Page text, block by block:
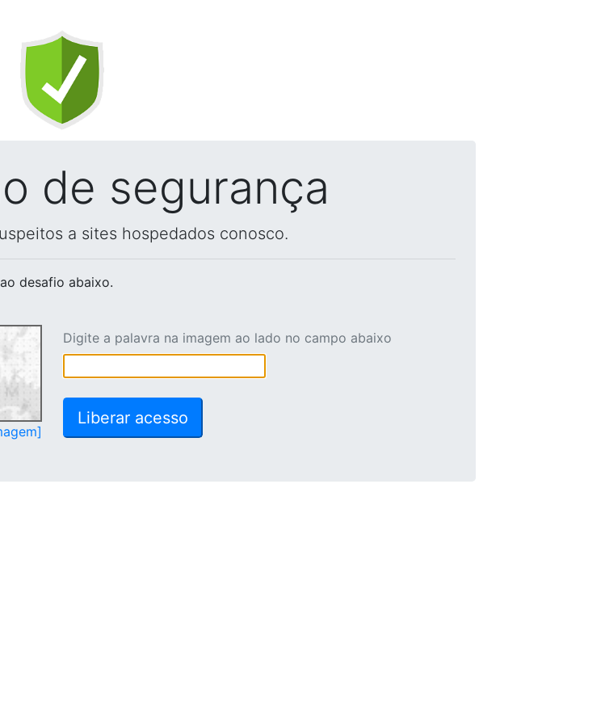
de segurança
a sites hospedados conosco.
desafio abaixo.
Digite a palavra na imagem ao lado no campo abaixo